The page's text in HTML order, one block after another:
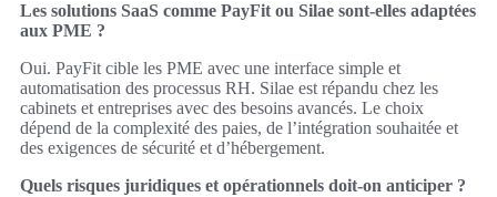
Les solutions SaaS comme PayFit ou Silae sont-elles adaptées
aux PME ?
Oui. PayFit cible les PME avec une interface simple et
automatisation des processus RH. Silae est répandu chez les
cabinets et entreprises avec des besoins avancés. Le choix
dépend de la complexité des paies, de l’intégration souhaitée et
des exigences de sécurité et d’hébergement.
Quels risques juridiques et opérationnels doit-on anticiper ?